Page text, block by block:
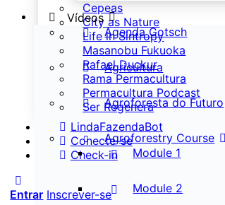
Cepeas
City as Nature
Life in Sintropy
Masanobu Fukuoka
Rafael Duckur
Rama Permacultura
Permacultura Podcast
Ser Regenera
LindaFazendaBot
Conecte-se
Check-in
Entrar Inscrever-se
Vídeos
Agenda Gotsch
Agricultura
Agroforesta do Futuro
Agroforestry Course
Module 1
Module 2